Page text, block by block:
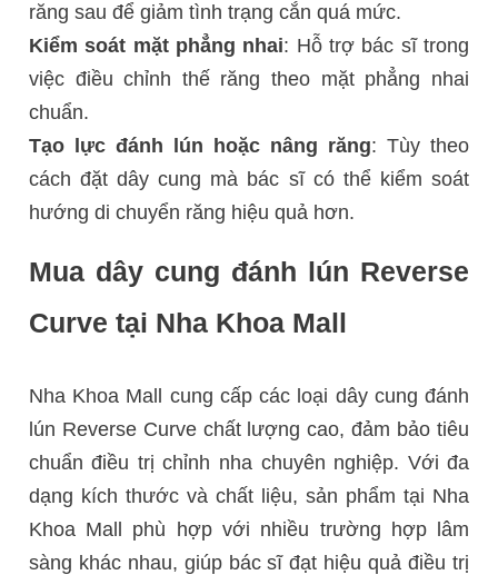
răng sau để giảm tình trạng cắn quá mức.
Kiểm soát mặt phẳng nhai: Hỗ trợ bác sĩ trong
việc điều chỉnh thế răng theo mặt phẳng nhai
chuẩn.
Tạo lực đánh lún hoặc nâng răng: Tùy theo
cách đặt dây cung mà bác sĩ có thể kiểm soát
hướng di chuyển răng hiệu quả hơn.
Mua dây cung đánh lún Reverse
Curve tại Nha Khoa Mall
Nha Khoa Mall cung cấp các loại dây cung đánh
lún Reverse Curve chất lượng cao, đảm bảo tiêu
chuẩn điều trị chỉnh nha chuyên nghiệp. Với đa
dạng kích thước và chất liệu, sản phẩm tại Nha
Khoa Mall phù hợp với nhiều trường hợp lâm
sàng khác nhau, giúp bác sĩ đạt hiệu quả điều trị